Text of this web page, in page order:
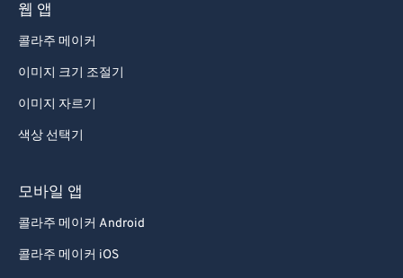
웹 앱
콜라주 메이커
이미지 크기 조절기
이미지 자르기
색상 선택기
모바일 앱
콜라주 메이커 Android
콜라주 메이커 iOS